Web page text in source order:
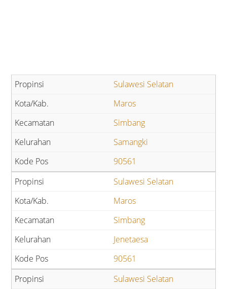
Sulawesi Selatan
Maros
Simbang
Samangki
90561
Sulawesi Selatan
Maros
Simbang
Jenetaesa
90561
Sulawesi Selatan